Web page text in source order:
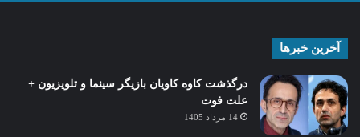
آخرین خبرها
درگذشت کاوه کاویان بازیگر سینما و تلویزیون +
علت فوت
14 مرداد 1405